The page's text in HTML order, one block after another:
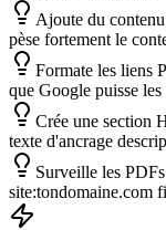
Ajoute du
pèse fortement le
Formate les liens
que Google puisse les
Crée une section
texte d'ancrage
Surveille les
site:tondomaine.com